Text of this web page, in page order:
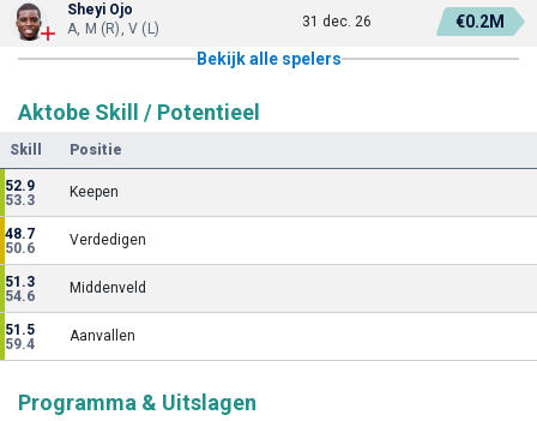
Sheyi Ojo
A, M (R), V (L)
31 dec. 26
€0.2M
Bekijk alle spelers
Aktobe Skill / Potentieel
Skill Positie
52.9
53.3
Keepen
48.7
50.6
Verdedigen
51.3
54.6
Middenveld
51.5
59.4
Aanvallen
Programma & Uitslagen